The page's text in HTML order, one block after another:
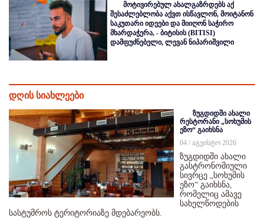
მოტივირებულ ახალგაზრდებს აქ
შესაძლებლობა აქვთ ისწავლონ, მოიტანონ
საკუთარი იდეები და მიიღონ საჭირო
მხარდაჭერა, - ბიტისის (BITISI)
დამფუძნებელი, ლევან ნიპარიშვილი
დღის სიახლეები
ზუგდიდში ახალი
რესტორანი „სოხუმის
ეზო“ გაიხსნა
04 / აგვისტო 2026
ზუგდიდში ახალი
გასტრონომიული
სივრცე „სოხუმის
ეზო“ გაიხსნა,
რომელიც ამავე
სახელწოდების
სასტუმროს ტერიტორიაზე მდებარეობს.